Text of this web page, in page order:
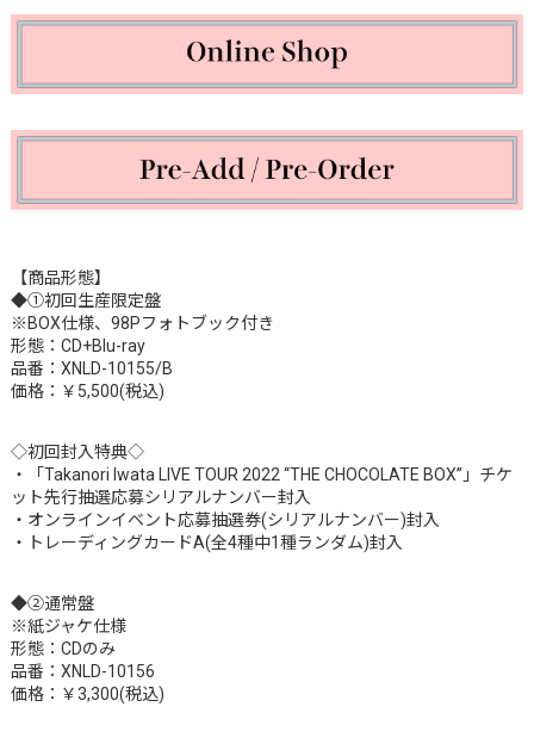
【商品形態】
◆①初回生産限定盤
※BOX仕様、98Pフォトブック付き
形態：CD+Blu-ray
品番：XNLD-10155/B
価格：￥5,500(税込)
◇初回封入特典◇
・「Takanori Iwata LIVE TOUR 2022 “THE CHOCOLATE BOX”」チケ
ット先行抽選応募シリアルナンバー封入
・オンラインイベント応募抽選券(シリアルナンバー)封入
・トレーディングカードA(全4種中1種ランダム)封入
◆②通常盤
※紙ジャケ仕様
形態：CDのみ
品番：XNLD-10156
価格：￥3,300(税込)